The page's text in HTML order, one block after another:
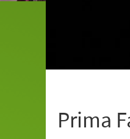
Prima